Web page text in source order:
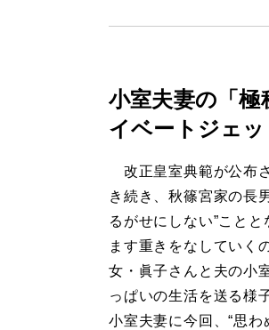
小室夫妻の「
イベートジェ
改正皇室典範が公布
き続き、秋篠宮家の長
るがせにしない”こと
ます重きをなしていく
女・眞子さんと夫の小
っぱいの生活を送る様
小室夫妻に今回、“思わ